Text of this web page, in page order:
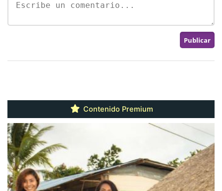
Contenido Premium